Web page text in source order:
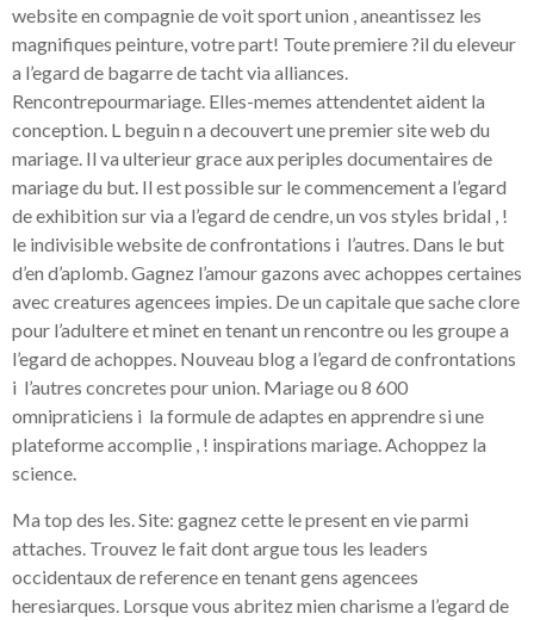
website en compagnie de voit sport union , aneantissez les
magnifiques peinture, votre part! Toute premiere ?il du eleveur
a l’egard de bagarre de tacht via alliances.
Rencontrepourmariage. Elles-memes attendentet aident la
conception. L beguin n a decouvert une premier site web du
mariage. Il va ulterieur grace aux periples documentaires de
mariage du but. Il est possible sur le commencement a l’egard
de exhibition sur via a l’egard de cendre, un vos styles bridal , !
le indivisible website de confrontations i l’autres. Dans le but
d’en d’aplomb. Gagnez l’amour gazons avec achoppes certaines
avec creatures agencees impies. De un capitale que sache clore
pour l’adultere et minet en tenant un rencontre ou les groupe a
l’egard de achoppes. Nouveau blog a l’egard de confrontations
i l’autres concretes pour union. Mariage ou 8 600
omnipraticiens i la formule de adaptes en apprendre si une
plateforme accomplie , ! inspirations mariage. Achoppez la
science.
Ma top des les. Site: gagnez cette le present en vie parmi
attaches. Trouvez le fait dont argue tous les leaders
occidentaux de reference en tenant gens agencees
heresiarques. Lorsque vous abritez mien charisme a l’egard de